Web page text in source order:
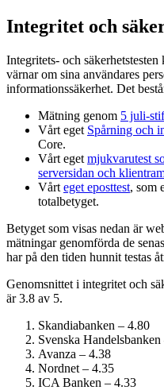
Integritet och
Integritets- och
värnar om sina användares
informations­säkerhet. Det
Mätning genom 5 juli-
Vårt eget Spårning och
Core.
Vårt eget mjukvarutest
serversidan och
Vårt eget eposttest, som
totalbetyget.
Betyget som visas nedan är
mätningar genomförda de
har på den tiden hunnit testas
Genomsnittet i integritet och
är 3.8 av 5.
Skandiabanken – 4.80
Svenska
Avanza – 4.38
Nordnet – 4.35
ICA Banken – 4.33